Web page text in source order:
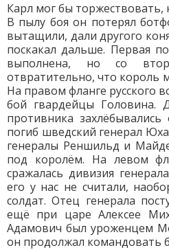
Карл мог бы торжествовать,
В пылу боя он потерял
вытащили, дали другого
поскакал дальше. Первая
выполнена, но со
отвратительно, что король
На правом фланге русского
бой гвардейцы Головина.
противника
погиб шведский генерал
генералы Реншильд и
под королём. На левом
сражалась дивизия
его у нас не считали,
солдат. Отец генерала
ещё при царе Алексее
Адамович был уроженцем
он продолжал командовать